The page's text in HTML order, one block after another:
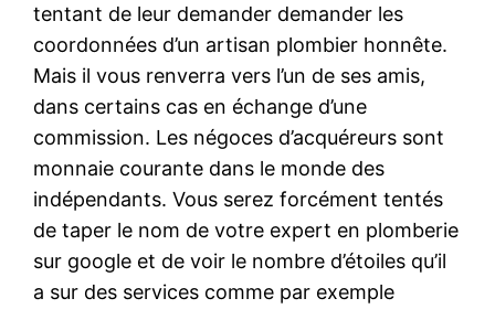
tentant de leur demander demander les
coordonnées d’un artisan plombier honnête.
Mais il vous renverra vers l’un de ses amis,
dans certains cas en échange d’une
commission. Les négoces d’acquéreurs sont
monnaie courante dans le monde des
indépendants. Vous serez forcément tentés
de taper le nom de votre expert en plomberie
sur google et de voir le nombre d’étoiles qu’il
a sur des services comme par exemple